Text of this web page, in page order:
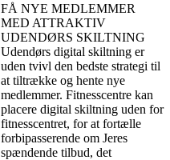
FÅ NYE MEDLEMMER
MED ATTRAKTIV
UDENDØRS SKILTNING
Udendørs digital skiltning er
uden tvivl den bedste strategi til
at tiltrække og hente nye
medlemmer. Fitnesscentre kan
placere digital skiltning uden for
fitnesscentret, for at fortælle
forbipasserende om Jeres
spændende tilbud, det